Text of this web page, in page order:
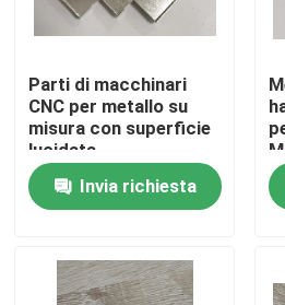
Casa
Video
Parti di macchinari
CNC per metallo su
misura con superficie
lucidata
Invia richiesta